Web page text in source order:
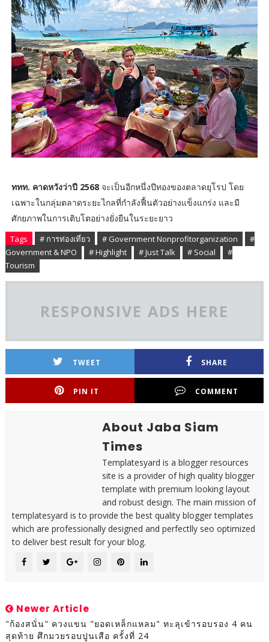
ททท. คาดหวังว่าปี 2568 จะเป็นอีกหนึ่งปีทองของตลาดยุโรป โดย
เฉพาะในกลุ่มตลาดระยะไกลที่กำลังฟื้นตัวอย่างแข็งแกร่ง และมี
ศักยภาพในการเติบโตอย่างยั่งยืนในระยะยาว
Tags # การท่องเที่ยว # Government Nonprofitorganization
#
Government & NPO
# Highlight # Just Talk # Social
#
Tourism
RESPONSIVE ADS HERE
TWEET SHARE
PIN IT COMMENT
About Jaba Siam
Times
Templatesyard is a blogger resources
site is a provider of high quality blogger
template with premium looking layout
and robust design. The main mission of
templatesyard is to provide the best quality blogger templates
which are professionally designed and perfectlly seo optimized
to deliver best result for your blog.
Newer Article
"ก้องสนั่น" ควงแขน "ยอดเหล็กแหลม" ทะลุเข้ารอบรอง 4 คน
สุดท้าย ศึกมวยรอบปูนเสือ ครั้งที่ 24